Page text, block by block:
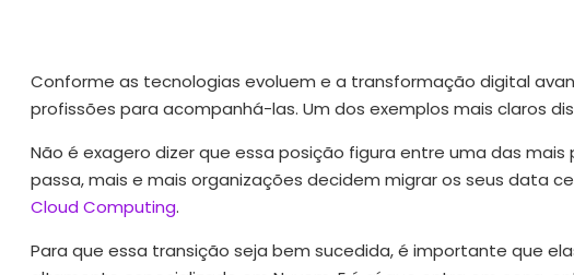
Conforme as tecnologias evoluem e a transformação digital
profissões para acompanhá-las. Um dos exemplos mais claros
Não é exagero dizer que essa posição figura entre uma das
passa, mais e mais organizações decidem migrar os seus data
Cloud Computing.
Para que essa transição seja bem sucedida, é importante que